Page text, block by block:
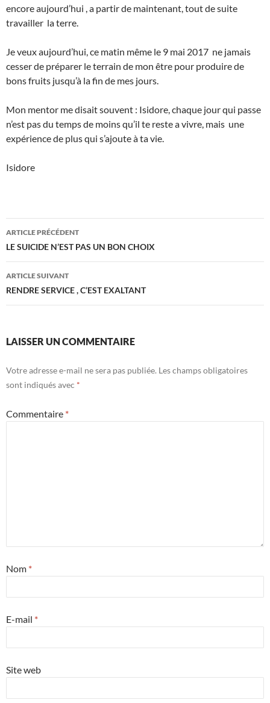
encore aujourd’hui , a partir de maintenant, tout de suite
travailler la terre.
Je veux aujourd’hui, ce matin même le 9 mai 2017 ne jamais
cesser de préparer le terrain de mon être pour produire de
bons fruits jusqu’à la fin de mes jours.
Mon mentor me disait souvent : Isidore, chaque jour qui passe
n’est pas du temps de moins qu’il te reste a vivre, mais une
expérience de plus qui s’ajoute à ta vie.
Isidore
Navigation
des
articles
ARTICLE PRÉCÉDENT
LE SUICIDE N’EST PAS UN BON CHOIX
ARTICLE SUIVANT
RENDRE SERVICE , C’EST EXALTANT
LAISSER UN COMMENTAIRE
Votre adresse e-mail ne sera pas publiée. Les champs obligatoires
sont indiqués avec *
Commentaire *
Nom *
E-mail *
Site web